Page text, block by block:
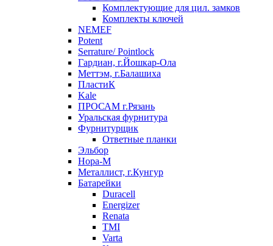
Комплектующие для цил. замков
Комплекты ключей
NEMEF
Potent
Serrature/ Pointlock
Гардиан, г.Йошкар-Ола
Меттэм, г.Балашиха
ПластиК
Kale
ПРОСАМ г.Рязань
Уральская фурнитура
Фурнитурщик
Ответные планки
Эльбор
Нора-М
Металлист, г.Кунгур
Батарейки
Duracell
Energizer
Renata
TMI
Varta